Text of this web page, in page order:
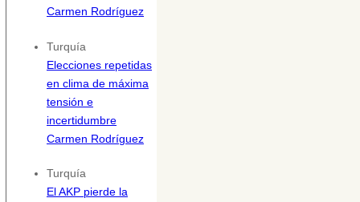
Carmen Rodríguez
Turquía
Elecciones repetidas
en clima de máxima
tensión e
incertidumbre
Carmen Rodríguez
Turquía
El AKP pierde la